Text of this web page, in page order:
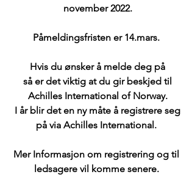
november 2022.
Påmeldingsfristen er 14.mars.
Hvis du ønsker å melde deg på
Achilles International of Norway.
på via Achilles International.
Mer Informasjon om registrering og til
ledsagere vil komme senere.